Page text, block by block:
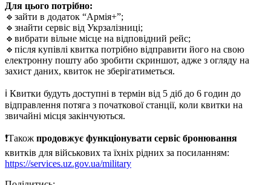
Для цього потрібно:
🔹зайти в додаток “Армія+”;
🔹знайти сервіс від Укрзалізниці;
🔹вибрати вільне місце на відповідний рейс;
🔹після купівлі квитка потрібно відправити його на свою
електронну пошту або зробити скриншот, адже з огляду на
захист даних, квиток не зберігатиметься.
ℹ️ Квитки будуть доступні в термін від 5 діб до 6 годин до
відправлення потяга з початкової станції, коли квитки на
звичайні місця закінчуються.
❗️Також продовжує функціонувати сервіс бронювання
квитків для військових та їхніх рідних за посиланням:
https://services.uz.gov.ua/military